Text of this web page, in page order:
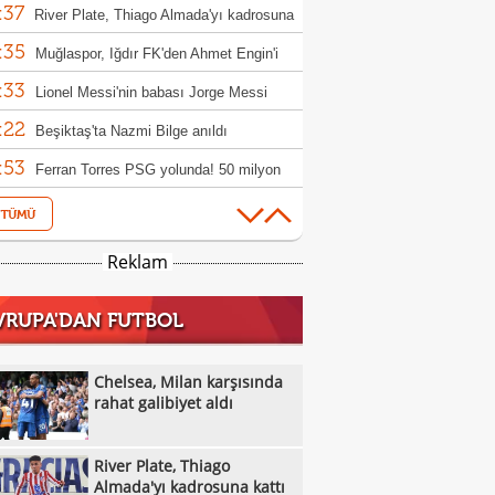
River Plate, Thiago Almada'yı kadrosuna
Muğlaspor, Iğdır FK'den Ahmet Engin'i
ettiLionel Messi'nin babası Jorge Messi
kaybetti
Beşiktaş'ta Nazmi Bilge anıldı
Ferran Torres PSG yolunda! 50 milyon
transfer
Berkan Kutlu Konyaspor'a veda etti!
Salah'a Araklı'da arazi teklifi: O anlar ilgi
transfer etti
Eski milli futbolcu Haluk Erdem hayatını
Nunez
Alanyaspor, Baran Ali Gezek ve Şahin
kadrosuna kattı
Trabzonspor'da Salah etkisi: Kombine
rekor!
Galatasaray, Manisa FK'den Umut
Reklam
FUTBOL
Chelsea, Milan karşısında
rahat galibiyet aldı
River Plate, Thiago
Almada'yı kadrosuna kattı